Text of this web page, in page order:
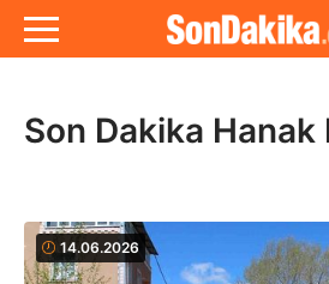
Son Dakika
14.06.2026